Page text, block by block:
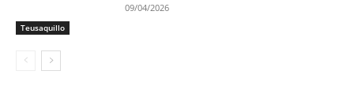
Teusaquillo
09/04/2026